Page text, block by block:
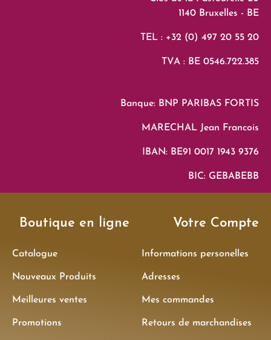
1140 Bruxelles - BE
TEL : +32 (0) 497 20 55 20
TVA : BE 0546.722.385
Banque: BNP PARIBAS FORTIS
MARECHAL Jean Francois
IBAN: BE91 0017 1943 9376
BIC: GEBABEBB
Boutique en ligne
Catalogue
Nouveaux Produits
Meilleures ventes
Promotions
Votre Compte
Informations personelles
Adresses
Mes commandes
Retours de marchandises